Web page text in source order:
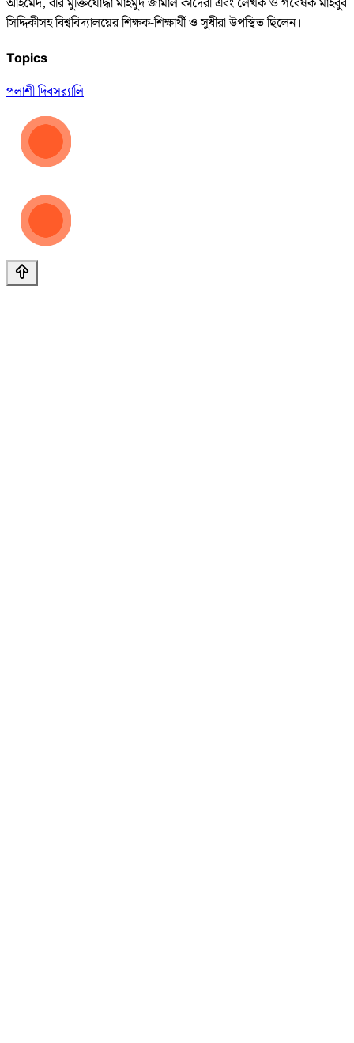
সিদ্দিকীসহ বিশ্ববিদ্যালয়ের শিক্ষক-শিক্ষার্থী ও সুধীরা উপস্থিত ছিলেন।
Topics
পলাশী দিবসর‌্যালি